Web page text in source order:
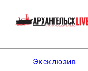
Эксклюзив